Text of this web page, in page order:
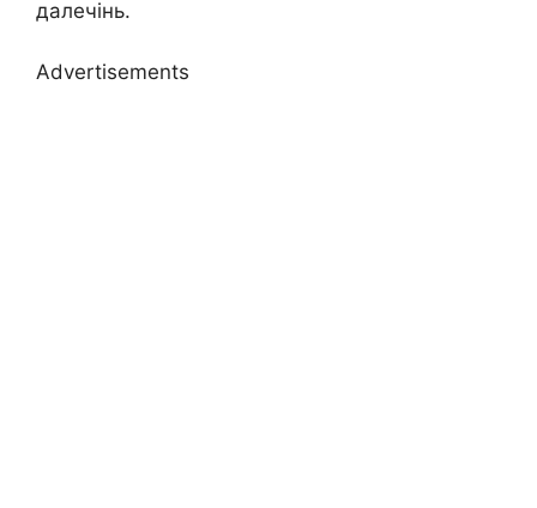
далечінь.
Advertisements